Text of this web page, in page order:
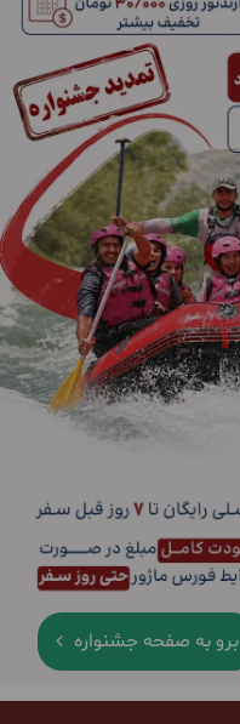
برو به صفحه جشنواره